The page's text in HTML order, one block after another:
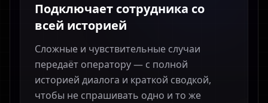
Подключает сотрудника со
всей историей
Сложные и чувствительные случаи
передаёт оператору — с полной
историей диалога и краткой сводкой,
чтобы не спрашивать одно и то же